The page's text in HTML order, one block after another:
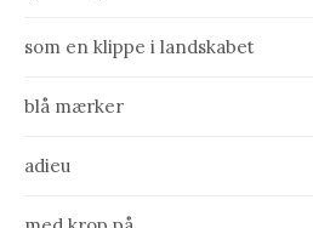
som en klippe i landskabet
blå mærker
adieu